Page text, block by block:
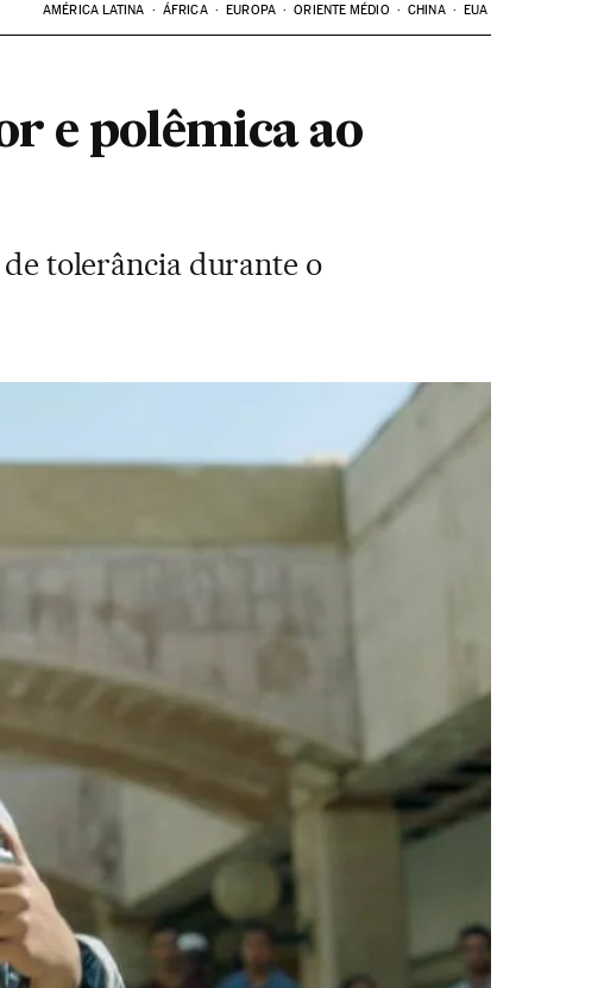
AMÉRICA LATINA ÁFRICA EUROPA ORIENTE MÉDIO CHINA EUA
e polêmica ao
tolerância durante o